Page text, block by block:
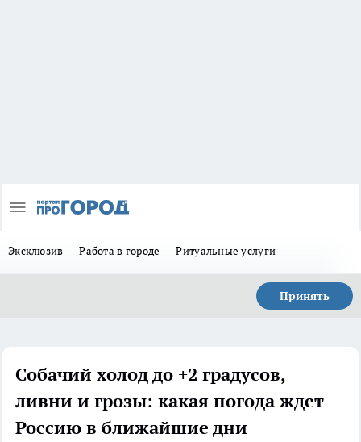
Эксклюзив Работа в городе Ритуальные услуги
Принять
Собачий холод до +2 градусов,
ливни и грозы: какая погода ждет
Россию в ближайшие дни